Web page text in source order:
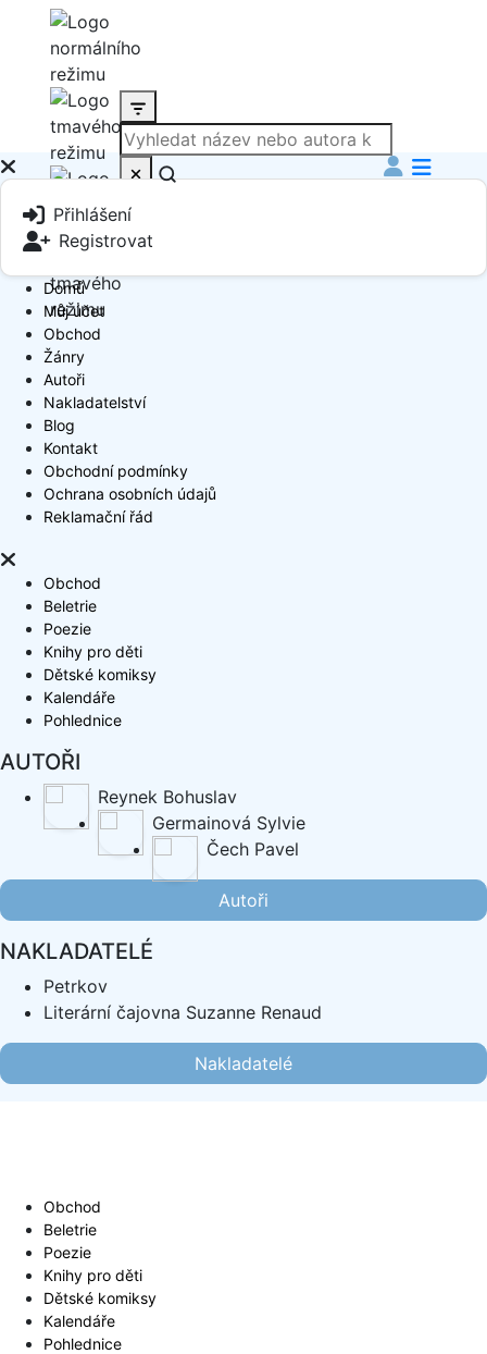
Produkt
Book Author
Přihlášení
Registrovat
Domů
Můj účet
Obchod
Žánry
Autoři
Nakladatelství
Blog
Kontakt
Obchodní podmínky
Ochrana osobních údajů
Reklamační řád
Obchod
Beletrie
Poezie
Knihy pro děti
Dětské komiksy
Kalendáře
Pohlednice
AUTOŘI
Reynek Bohuslav
Germainová Sylvie
Čech Pavel
Autoři
NAKLADATELÉ
Petrkov
Literární čajovna Suzanne Renaud
Nakladatelé
Obchod
Beletrie
Poezie
Knihy pro děti
Dětské komiksy
Kalendáře
Pohlednice